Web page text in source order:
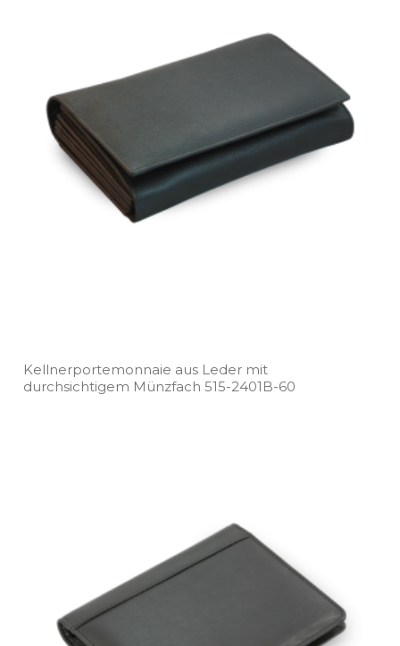
Kellnerportemonnaie aus Leder mit
durchsichtigem Münzfach 515­-2401B­-60